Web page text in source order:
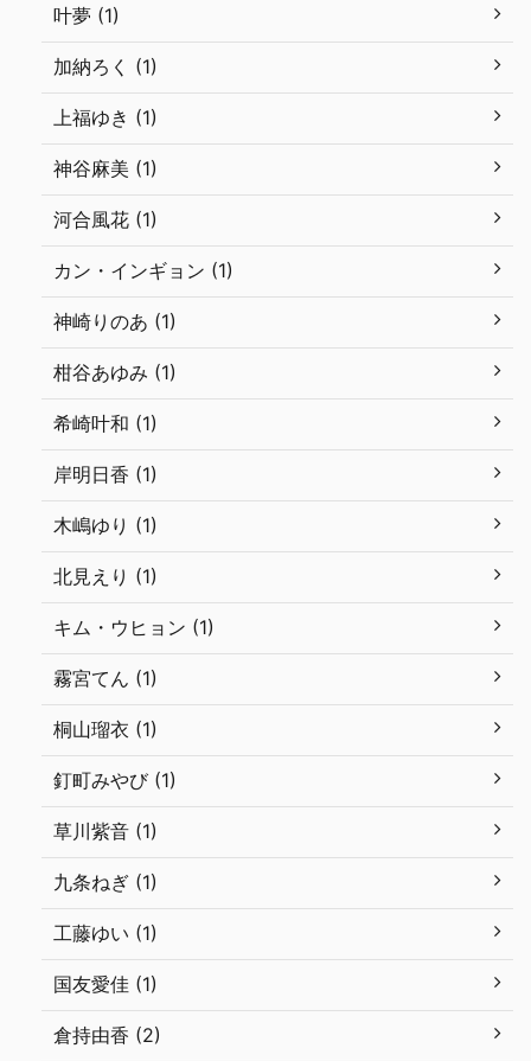
叶夢 (1)
加納ろく (1)
上福ゆき (1)
神谷麻美 (1)
河合風花 (1)
カン・インギョン (1)
神崎りのあ (1)
柑谷あゆみ (1)
希崎叶和 (1)
岸明日香 (1)
木嶋ゆり (1)
北見えり (1)
キム・ウヒョン (1)
霧宮てん (1)
桐山瑠衣 (1)
釘町みやび (1)
草川紫音 (1)
九条ねぎ (1)
工藤ゆい (1)
国友愛佳 (1)
倉持由香 (2)